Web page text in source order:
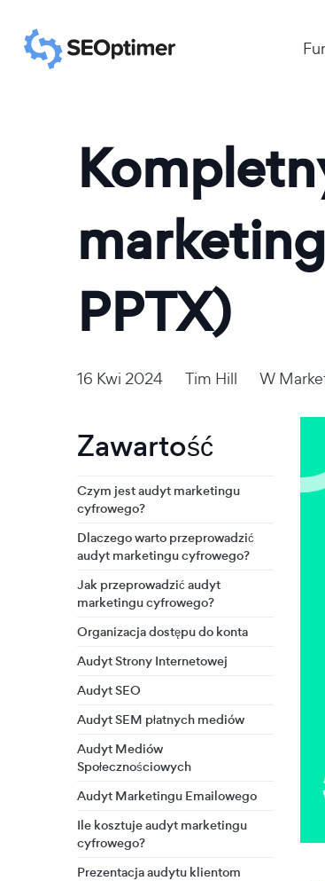
PPTX)
16 Kwi 2024 Tim Hill W
Zawartość
Czym jest audyt marketingu
cyfrowego?
Dlaczego warto przeprowadzić
audyt marketingu cyfrowego?
Jak przeprowadzić audyt
marketingu cyfrowego?
Organizacja dostępu do konta
Audyt Strony Internetowej
Audyt SEO
Audyt SEM płatnych mediów
Audyt Mediów
Społecznościowych
Audyt Marketingu Emailowego
Ile kosztuje audyt marketingu
cyfrowego?
Prezentacja audytu klientom